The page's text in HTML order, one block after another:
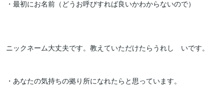
・最初にお名前（どうお呼びすれば良いかわからないので）
ニックネーム大丈夫です。教えていただけたらうれし　いです。
・あなたの気持ちの拠り所になれたらと思っています。